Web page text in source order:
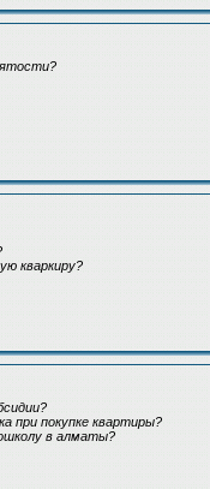
кваркиру?
при покупке квартиры?
в алматы?